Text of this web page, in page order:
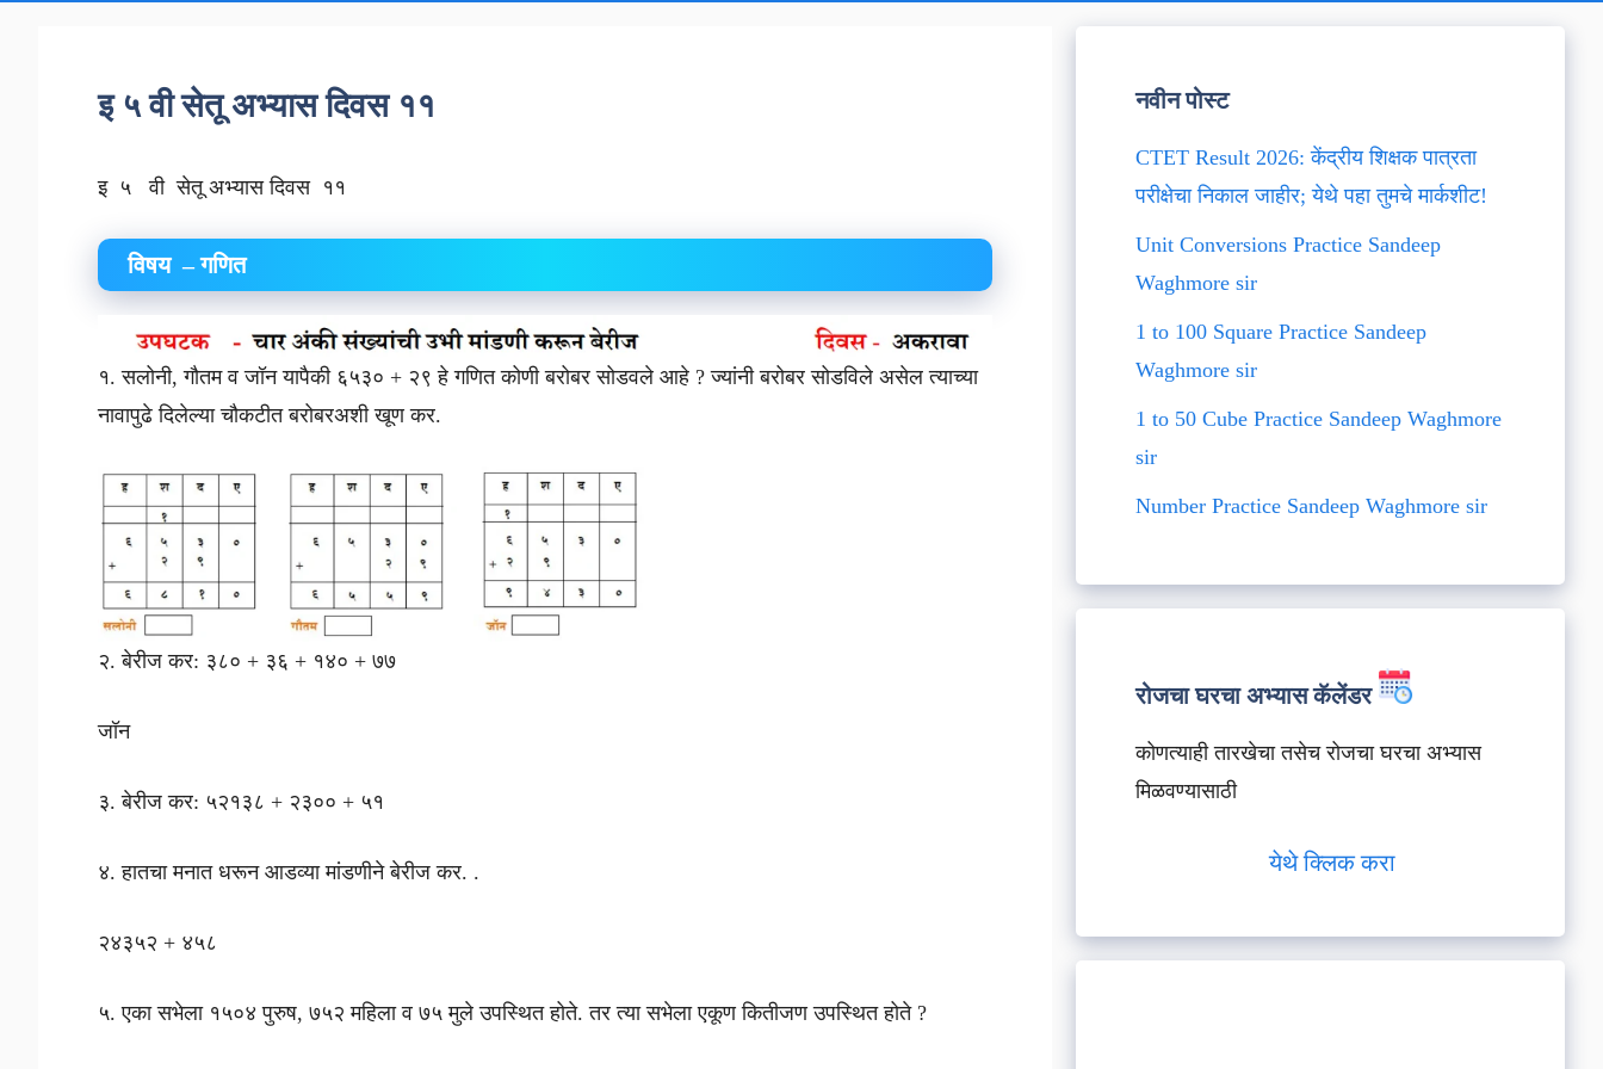
इ ५ वी सेतू अभ्यास दिवस ११
इ ५ वी सेतू अभ्यास दिवस ११
विषय – गणित
१. सलोनी, गौतम व जॉन यापैकी ६५३० + २९ हे गणित कोणी बरोबर सोडवले आहे ? ज्यांनी बरोबर सोडविले असेल त्याच्या
नावापुढे दिलेल्या चौकटीत बरोबरअशी खूण कर.
२. बेरीज कर: ३८० + ३६ + १४० + ७७
जॉन
३. बेरीज कर: ५२१३८ + २३०० + ५१
४. हातचा मनात धरून आडव्या मांडणीने बेरीज कर. .
२४३५२ + ४५८
५. एका सभेला १५०४ पुरुष, ७५२ महिला व ७५ मुले उपस्थित होते. तर त्या सभेला एकूण कितीजण उपस्थित होते ?
नवीन पोस्ट
CTET Result 2026: केंद्रीय शिक्षक पात्रता
परीक्षेचा निकाल जाहीर; येथे पहा तुमचे मार्कशीट!
Unit Conversions Practice Sandeep
Waghmore sir
1 to 100 Square Practice Sandeep
Waghmore sir
1 to 50 Cube Practice Sandeep Waghmore
sir
Number Practice Sandeep Waghmore sir
रोजचा घरचा अभ्यास कॅलेंडर
कोणत्याही तारखेचा तसेच रोजचा घरचा अभ्यास
मिळवण्यासाठी
येथे क्लिक करा